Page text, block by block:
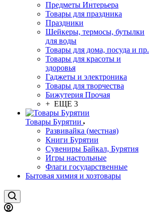
Предметы Интерьера
Товары для праздника
Праздники
Шейкеры, термосы, бутылки
для воды
Товары для дома, посуда и пр.
Товары для красоты и
здоровья
Гаджеты и электроника
Товары для творчества
Бижутерия Прочая
+ ЕЩЕ 3
Товары Бурятии
Развивайка (местная)
Книги Бурятии
Сувениры Байкал, Бурятия
Игры настольные
Флаги государственные
Бытовая химия и хозтовары